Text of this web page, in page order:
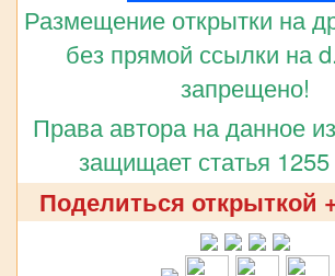
Размещение открытки на
без прямой ссылки на
запрещено!
Права автора на данное
защищает статья
Поделиться открыткой